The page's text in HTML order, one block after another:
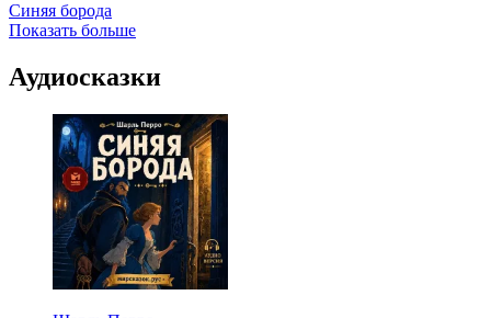
Синяя борода
Показать больше
Аудиосказки